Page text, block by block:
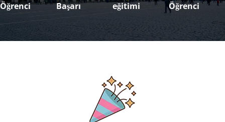
Öğrenci
Başarı
eğitimi
Öğrenci